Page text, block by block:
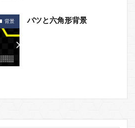
背景 バツと六角形背景